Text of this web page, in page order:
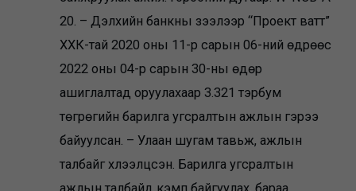
20. – Дэлхийн банкны зээлээр “Проект ватт”
ХХК-тай 2020 оны 11-р сарын 06-ний өдрөөс
2022 оны 04-р сарын 30-ны өдөр
ашиглалтад оруулахаар 3.321 тэрбум
төгрөгийн барилга угсралтын ажлын гэрээ
байуулсан. – Улаан шугам тавьж, ажлын
талбайг хүлээлцсэн. Барилга угсралтын
ажлын талбайд кэмп байгуулах, бараа